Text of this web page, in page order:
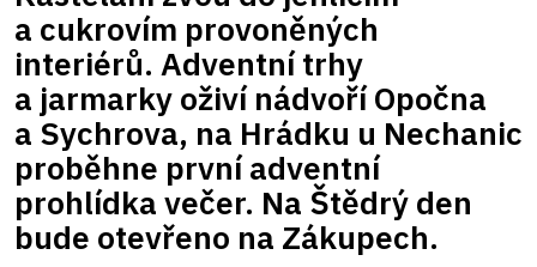
a cukrovím provoněných
interiérů. Adventní trhy
a jarmarky oživí nádvoří Opočna
a Sychrova, na Hrádku u Nechanic
proběhne první adventní
prohlídka večer. Na Štědrý den
bude otevřeno na Zákupech.